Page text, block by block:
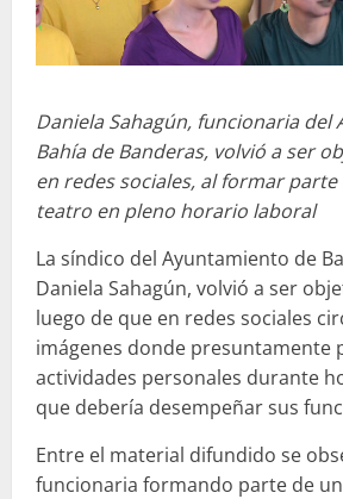
Daniela Sahagún, funcionaria del
Bahía de Banderas, volvió a ser
en redes sociales, al formar
teatro en pleno horario laboral
La síndico del Ayuntamiento de
Daniela Sahagún, volvió a ser
luego de que en redes sociales
imágenes donde presuntamente
actividades personales durante
que debería desempeñar sus
Entre el material difundido se
funcionaria formando parte de